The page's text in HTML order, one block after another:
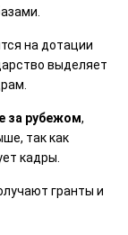
на дотации
выделяет
за рубежом,
так как
кадры.
гранты и